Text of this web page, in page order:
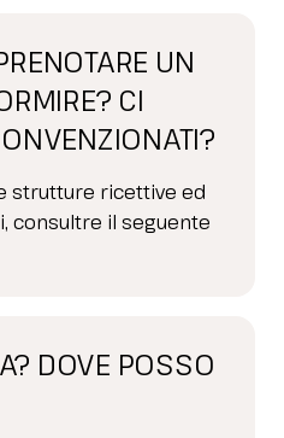
UN
CI
strutture ricettive ed
consultre il seguente
DOVE POSSO